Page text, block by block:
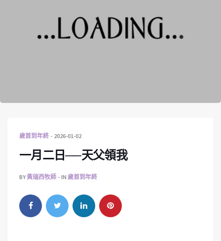
歲首到年終 2026-01-02
一月二日──天父領我
BY黃瑞西牧師 IN 歲首到年終